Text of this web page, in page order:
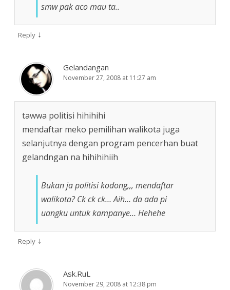
smw pak aco mau ta..
Reply ↓
Gelandangan
November 27, 2008 at 11:27 am
tawwa politisi hihihihi
mendaftar meko pemilihan walikota juga
selanjutnya dengan program pencerhan buat
gelandngan na hihihihiih
Bukan ja politisi kodong,,, mendaftar
walikota? Ck ck ck… Aih… da ada pi
uangku untuk kampanye… Hehehe
Reply ↓
Ask.RuL
November 29, 2008 at 12:38 pm